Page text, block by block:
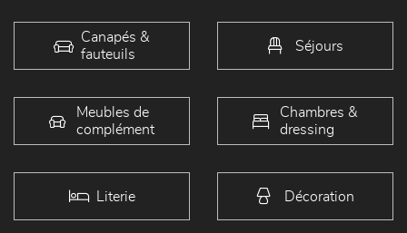
Canapés &
fauteuils
Séjours
Meubles de
complément
Chambres &
dressing
Literie Décoration